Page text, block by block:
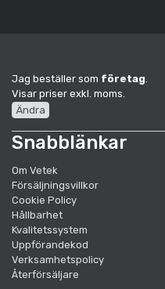
Jag beställer som företag.
Visar priser exkl. moms.
Ändra
Snabblänkar
Om Vetek
Försäljningsvillkor
Cookie Policy
Hållbarhet
Kvalitetssystem
Uppförandekod
Verksamhetspolicy
Återförsäljare